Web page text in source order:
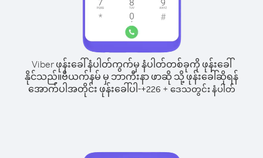
Viber ဖုန်းခေါ်နံပါတ်ကွက်မှ နံပါတ်တစ်ခုကို ဖုန်းခေါ်
နိုင်သည်။ဗီယက်နမ် မှ ဘာကီးနာ ဖာဆို သို့ ဖုန်းခေါ်ဆိုရန်
အောက်ပါအတိုင်း ဖုန်းခေါ်ပါ-+226 +ဒေသတွင်း နံပါတ်